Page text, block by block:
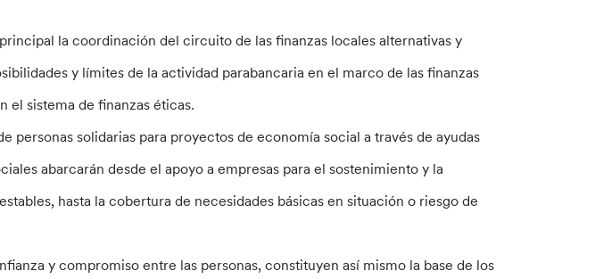
la coordinación del circuito de las finanzas locales alternativas y
y límites de la actividad parabancaria en el marco de las finanzas
el sistema de finanzas éticas.
personas solidarias para proyectos de economía social a través de ayudas
abarcarán desde el apoyo a empresas para el sostenimiento y la
hasta la cobertura de necesidades básicas en situación o riesgo de
y compromiso entre las personas, constituyen así mismo la base de los